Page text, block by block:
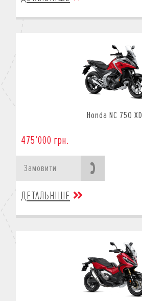
Honda NC 750 XD
475’000 грн.
Замовити
ДЕТАЛЬНІШЕ